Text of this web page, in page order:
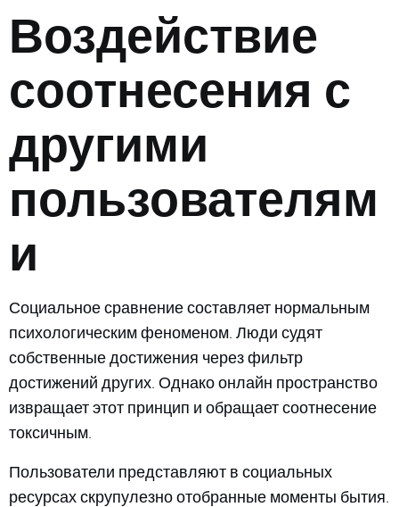
Воздействие
соотнесения с
другими
пользователям
и
Социальное сравнение составляет нормальным
психологическим феноменом. Люди судят
собственные достижения через фильтр
достижений других. Однако онлайн пространство
извращает этот принцип и обращает соотнесение
токсичным.
Пользователи представляют в социальных
ресурсах скрупулезно отобранные моменты бытия.